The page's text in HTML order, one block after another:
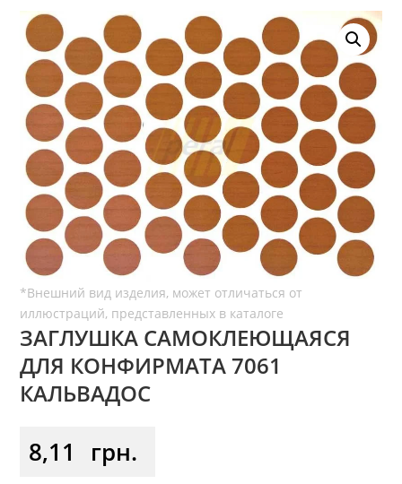
ЗАГЛУШКА САМОКЛЕЮЩАЯСЯ
ДЛЯ КОНФИРМАТА 7061
КАЛЬВАДОС
8,11 грн.